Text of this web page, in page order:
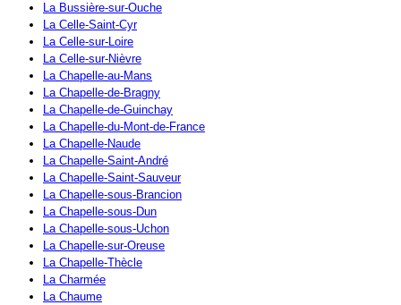
La Bussière-sur-Ouche
La Celle-Saint-Cyr
La Celle-sur-Loire
La Celle-sur-Nièvre
La Chapelle-au-Mans
La Chapelle-de-Bragny
La Chapelle-de-Guinchay
La Chapelle-du-Mont-de-France
La Chapelle-Naude
La Chapelle-Saint-André
La Chapelle-Saint-Sauveur
La Chapelle-sous-Brancion
La Chapelle-sous-Dun
La Chapelle-sous-Uchon
La Chapelle-sur-Oreuse
La Chapelle-Thècle
La Charmée
La Chaume